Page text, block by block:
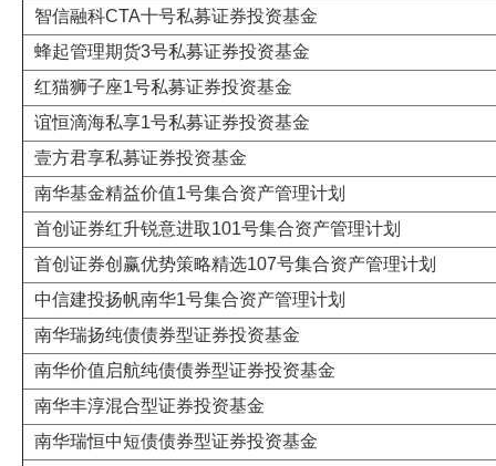
智信融科CTA十号私募证券投资基金
蜂起管理期货3号私募证券投资基金
红猫狮子座1号私募证券投资基金
谊恒滴海私享1号私募证券投资基金
壹方君享私募证券投资基金
南华基金精益价值1号集合资产管理计划
首创证券红升锐意进取101号集合资产管理计划
首创证券创赢优势策略精选107号集合资产管理计划
中信建投扬帆南华1号集合资产管理计划
南华瑞扬纯债债券型证券投资基金
南华价值启航纯债债券型证券投资基金
南华丰淳混合型证券投资基金
南华瑞恒中短债债券型证券投资基金